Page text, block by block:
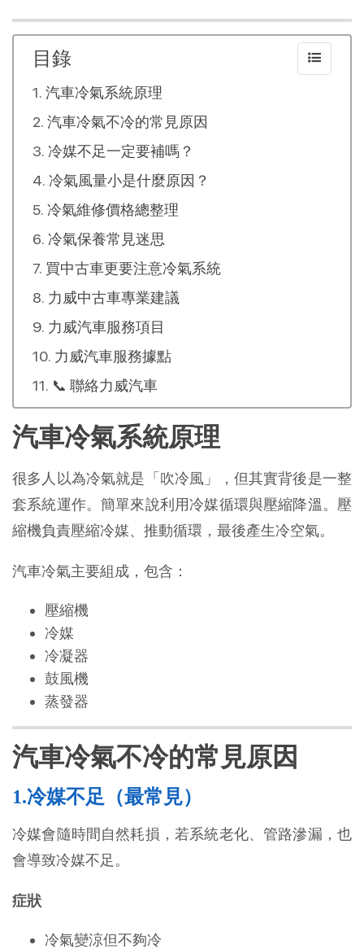
目錄
汽車冷氣系統原理
汽車冷氣不冷的常見原因
冷媒不足一定要補嗎？
冷氣風量小是什麼原因？
冷氣維修價格總整理
冷氣保養常見迷思
買中古車更要注意冷氣系統
力威中古車專業建議
力威汽車服務項目
力威汽車服務據點
📞 聯絡力威汽車
汽車冷氣系統原理
很多人以為冷氣就是「吹冷風」，但其實背後是一整
套系統運作。簡單來說利用冷媒循環與壓縮降溫。壓
縮機負責壓縮冷媒、推動循環，最後產生冷空氣。
汽車冷氣主要組成，包含：
壓縮機
冷媒
冷凝器
鼓風機
蒸發器
汽車冷氣不冷的常見原因
1.冷媒不足（最常見）
冷媒會隨時間自然耗損，若系統老化、管路滲漏，也
會導致冷媒不足。
症狀
冷氣變涼但不夠冷